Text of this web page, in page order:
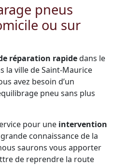
pneus
ou sur
réparation rapidedans le
la ville de Saint-Maurice
avez besoin d’un
pneu sans plus
pour une intervention
connaissance de la
saurons vous apporter
de reprendre la route